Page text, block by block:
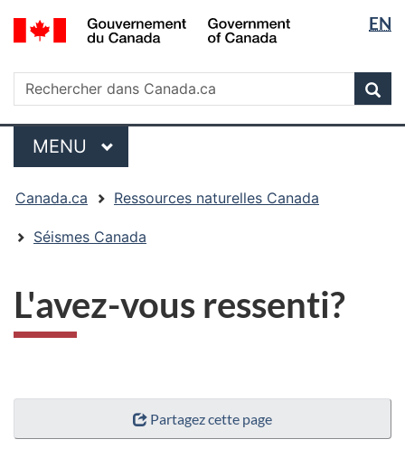
Passer
au
principal
Passer
à
sujet
du
gouvernement »
Passer
à
version
HTML
simplifiée
la
langue
EN
Rechercher
Rechercher
dans
Canada.ca
Menu
MENU PRINCIPAL
êtes
ici
Canada.ca Ressources naturelles Canada
Séismes Canada
L'avez-vous ressenti?
"Détails
Partagez cette page